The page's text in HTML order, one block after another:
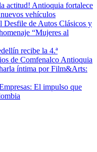
actitud! Antioquia fortalece
vehículos
Desfile de Autos Clásicos y
“Mujeres al
recibe la 4.ª
de Comfenalco Antioquia
íntima por Film&Arts:
El impulso que